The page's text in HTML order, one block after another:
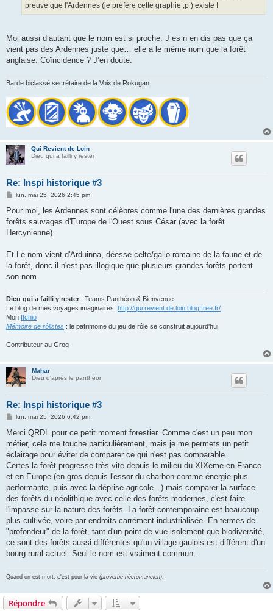
preuve que l'Ardennes (je préfère cette graphie ;p ) existe !
Moi aussi d’autant que le nom est si proche. J es n en dis pas que ça
vient pas des Ardennes juste que… elle a le même nom que la forêt
anglaise. Coïncidence ? J’en doute.
Barde biclassé secrétaire de la Voix de Rokugan
Qui Revient de Loin
Dieu qui a failli y rester
Re: Inspi historique #3
M
s
a
g
lun. mai 25, 2026 2:45 pm
Pour moi, les Ardennes sont célèbres comme l'une des dernières grandes
forêts sauvages d'Europe de l'Ouest sous César (avec la forêt
Hercynienne).
Et Le nom vient d'Arduinna, déesse celte/gallo-romaine de la faune et de
la forêt, donc il n'est pas illogique que plusieurs grandes forêts portent
son nom.
Dieu qui a failli y rester
| Teams Panthéon & Bienvenue
Le blog de mes voyages imaginaires: http://qui.revient.de.loin.blog.free.fr/
Mon Itchio
Mémoire de rôlistes : le patrimoine du jeu de rôle se construit aujourd'hui
Contributeur au Grog
Mahar
Dieu d'après le panthéon
Re: Inspi historique #3
M
s
a
g
lun. mai 25, 2026 6:42 pm
Merci QRDL pour ce petit moment forestier. Comme c'est un peu mon
métier, cela me touche particulièrement, mais je me permets un petit
éclairage pour éviter de comparer ce qui n'est pas comparable.
Certes la forêt progresse très vite depuis le milieu du XIXeme en France
et en Europe (en gros depuis l'essor du charbon comme énergie plus
performante, puis avec la déprise agricole...) mais comparer la surface
des forêts du néolithique avec celle des forêts modernes, c'est faire
l'impasse sur la nature des forêts. La forêt contemporaine est beaucoup
plus cultivée, voire par endroits carrément industrialisée. En termes de
"profondeur" de la forêt, tant d'un point de vue isolement que biodiversité,
ce sont des forêts aussi différentes qu'un village gaulois est différent d'un
bourg rural actuel. Seul le nom est vraiment commun...
Quand on est mort, c'est pour la vie (proverbe nécromancien)
Répondre